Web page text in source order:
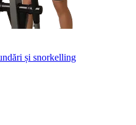
și snorkelling